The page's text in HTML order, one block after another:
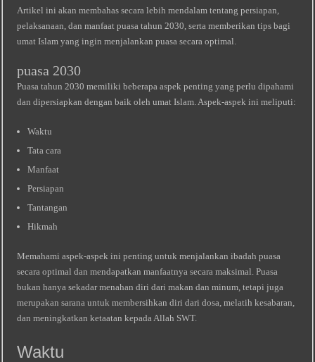
Artikel ini akan membahas secara lebih mendalam tentang persiapan,
pelaksanaan, dan manfaat puasa tahun 2030, serta memberikan tips bagi
umat Islam yang ingin menjalankan puasa secara optimal.
puasa 2030
Puasa tahun 2030 memiliki beberapa aspek penting yang perlu dipahami
dan dipersiapkan dengan baik oleh umat Islam. Aspek-aspek ini meliputi:
Waktu
Tata cara
Manfaat
Persiapan
Tantangan
Hikmah
Memahami aspek-aspek ini penting untuk menjalankan ibadah puasa
secara optimal dan mendapatkan manfaatnya secara maksimal. Puasa
bukan hanya sekadar menahan diri dari makan dan minum, tetapi juga
merupakan sarana untuk membersihkan diri dari dosa, melatih kesabaran,
dan meningkatkan ketaatan kepada Allah SWT.
Waktu